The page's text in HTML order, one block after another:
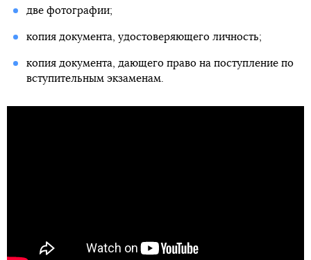
две фотографии;
копия документа, удостоверяющего личность;
копия документа, дающего право на поступление по
вступительным экзаменам.